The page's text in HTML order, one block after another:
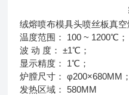
绒熔喷布模具头喷丝板真
温度范围： 100 ~ 1200℃；
波 动 度： ±1℃；
显示精度： 1℃；
炉膛尺寸： φ200×680MM；
发热区域： 580MM